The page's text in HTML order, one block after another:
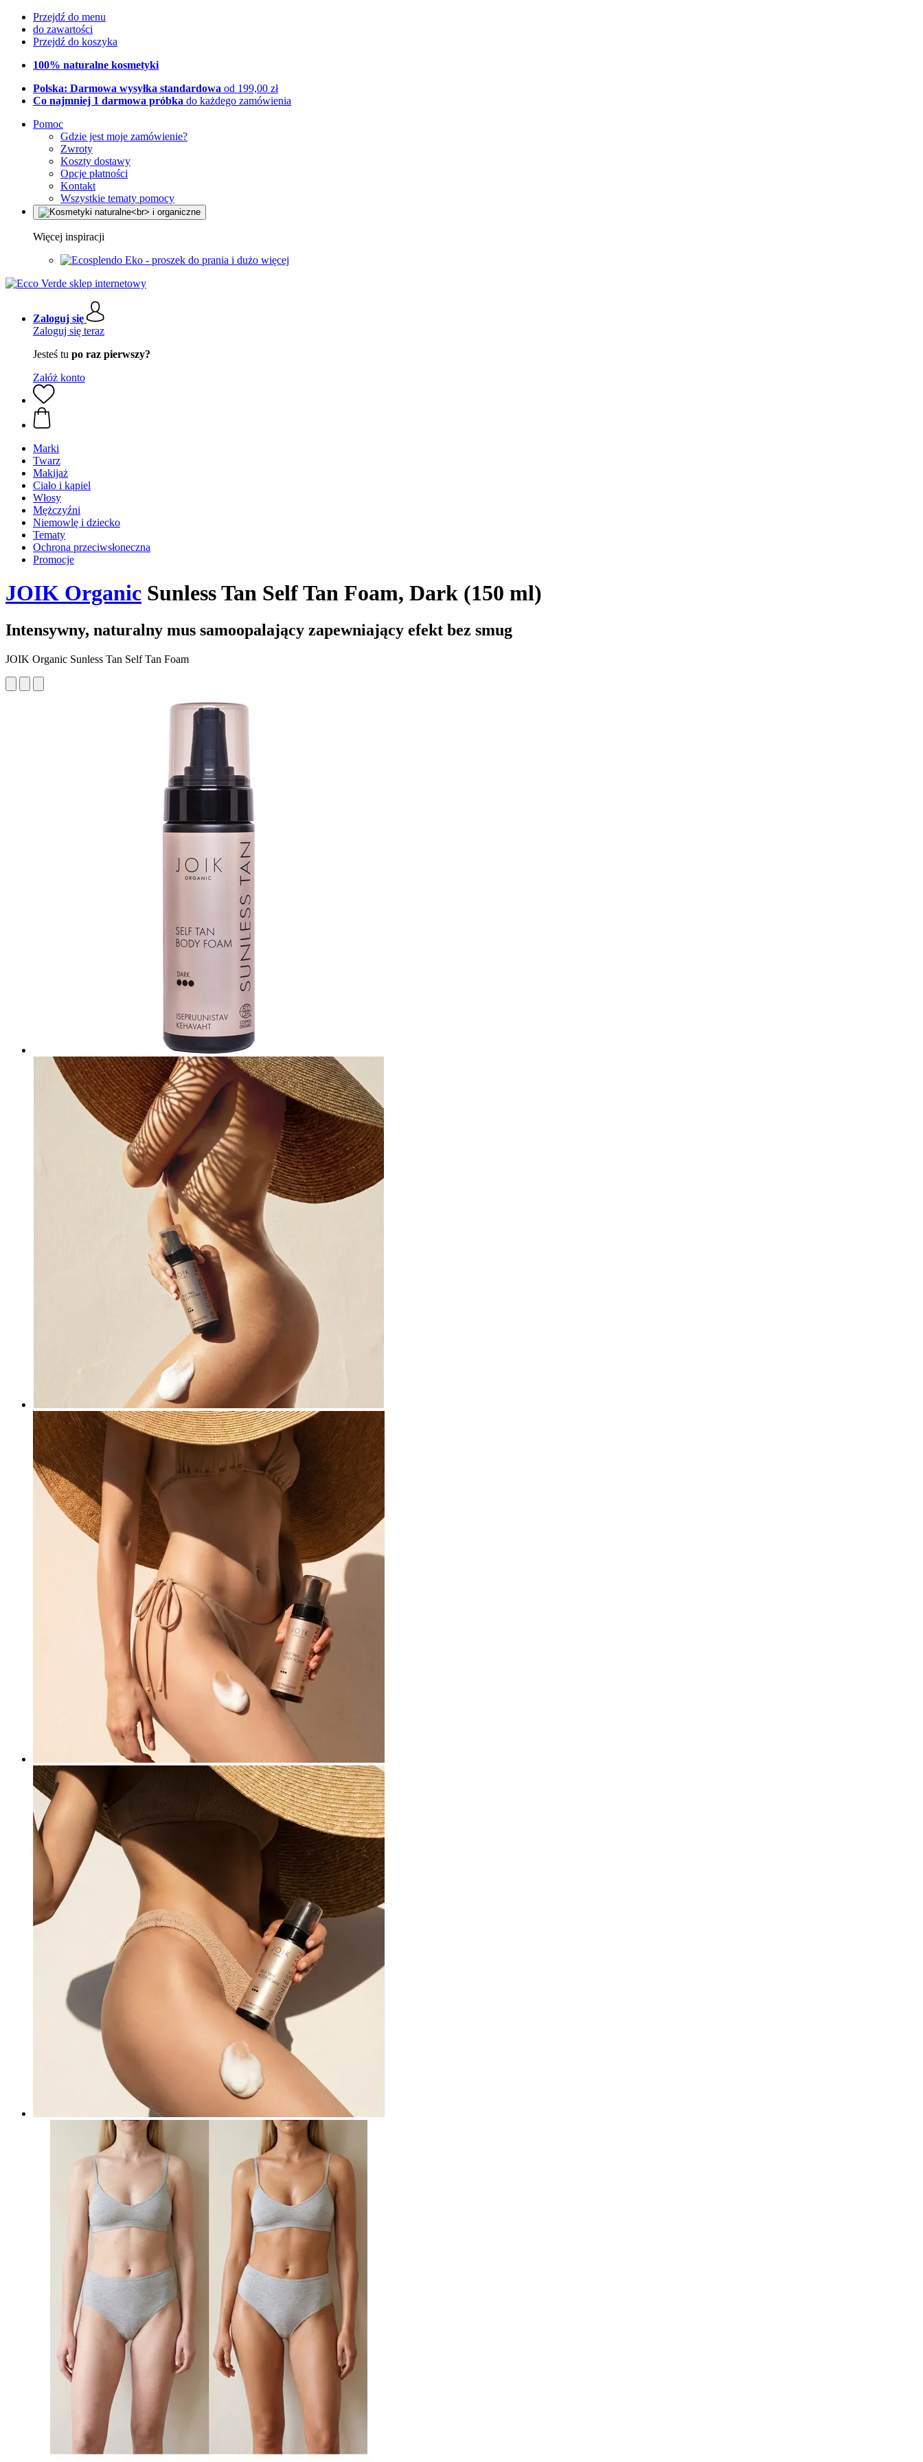
Przejdź do menu
do zawartości
Przejdź do koszyka
100% naturalne kosmetyki
Polska: Darmowa wysyłka standardowa od 199,00 zł
Co najmniej 1 darmowa próbka do każdego zamówienia
Pomoc
Gdzie jest moje zamówienie?
Zwroty
Koszty dostawy
Opcje płatności
Kontakt
Wszystkie tematy pomocy
Więcej inspiracji
Eko - proszek do prania i dużo więcej
Zaloguj się
Zaloguj się teraz
Jesteś tu po raz pierwszy?
Załóż konto
Marki
Twarz
Makijaż
Ciało i kąpiel
Włosy
Mężczyźni
Niemowlę i dziecko
Tematy
Ochrona przeciwsłoneczna
Promocje
JOIK Organic Sunless Tan Self Tan Foam, Dark (150 ml)
Intensywny, naturalny mus samoopalający zapewniający efekt bez smug
JOIK Organic Sunless Tan Self Tan Foam